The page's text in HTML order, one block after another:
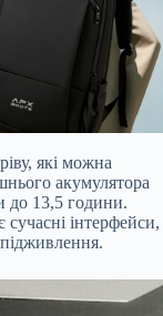
які можна
акумулятора
до 13,5 години.
інтерфейси,